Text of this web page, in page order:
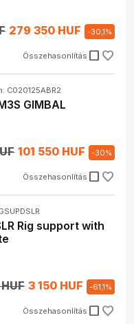
Összehasonlítás check_box_outline_blank
279 350 HUF -30,1%
C020125ABR2
GIMBAL
Összehasonlítás check_box_outline_blank
101 550 HUF -30%
Rig support with
Összehasonlítás check_box_outline_blank
3 150 HUF -61,1%